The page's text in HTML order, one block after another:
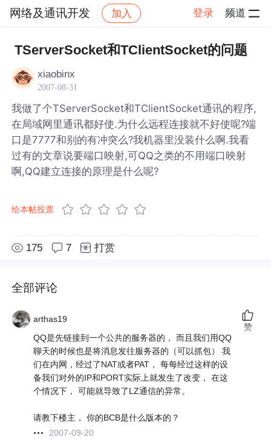
网络及通讯开发 加入 登录 频道
社区 网络及通讯开发 帖子详情
TServerSocket和TClientSocket的问题
xiaobinx
2007-08-31
我做了个TServerSocket和TClientSocket通讯的程序,
在局域网里通讯都好使.为什么远程连接就不好使呢?端
口是7777和别的有冲突么?我机器里没装什么啊.我看
过有的文章说要端口映射,可QQ之类的不用端口映射
啊,QQ建立连接的原理是什么呢?
给本帖投票
175 7 打赏
全部评论
arthas19
QQ是先链接到一个公共的服务器的， 而且我们用QQ
聊天的时候也是将消息发往服务器的（可以抓包） 我
们在内网，经过了NAT或者PAT， 每每经过这样的设
备我们对外的IP和PORT实际上就发生了改变， 在这
个情况下， 可能就导致了LZ通信的异常。
请教下楼主， 你的BCB是什么版本的？
2007-09-20
赞